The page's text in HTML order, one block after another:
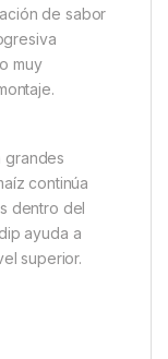
de sabor
muy
grandes
continúa
dentro del
ayuda a
superior.